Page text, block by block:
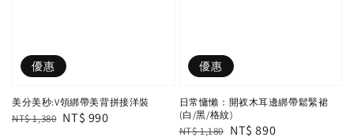
優惠
美分美秒:V領綁帶美背拼接洋裝
Regular
NT$ 1,380 Sale
NT$ 990
優惠
日常慵懶：開衩木耳邊綁帶鬆緊裙
(白/黑/格紋)
Regular
NT$ 1,180 Sale
NT$ 890